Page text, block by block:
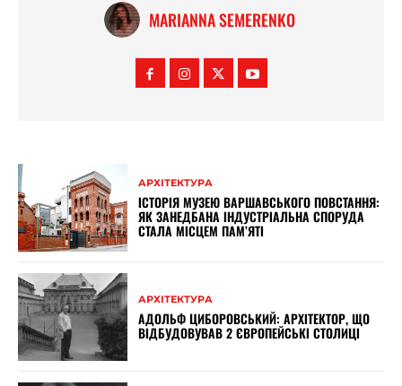
MARIANNA SEMERENKO
АРХІТЕКТУРА
ІСТОРІЯ МУЗЕЮ ВАРШАВСЬКОГО ПОВСТАННЯ:
ЯК ЗАНЕДБАНА ІНДУСТРІАЛЬНА СПОРУДА
СТАЛА МІСЦЕМ ПАМ’ЯТІ
АРХІТЕКТУРА
АДОЛЬФ ЦИБОРОВСЬКИЙ: АРХІТЕКТОР, ЩО
ВІДБУДОВУВАВ 2 ЄВРОПЕЙСЬКІ СТОЛИЦІ